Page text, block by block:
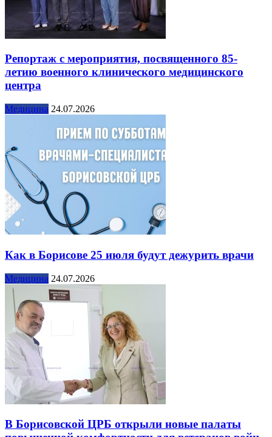
Репортаж с мероприятия, посвященного 85-
летию военного клинического медицинского
центра
Медицина 24.07.2026
Как в Борисове 25 июля будут дежурить врачи
Медицина 24.07.2026
В Борисовской ЦРБ открыли новые палаты